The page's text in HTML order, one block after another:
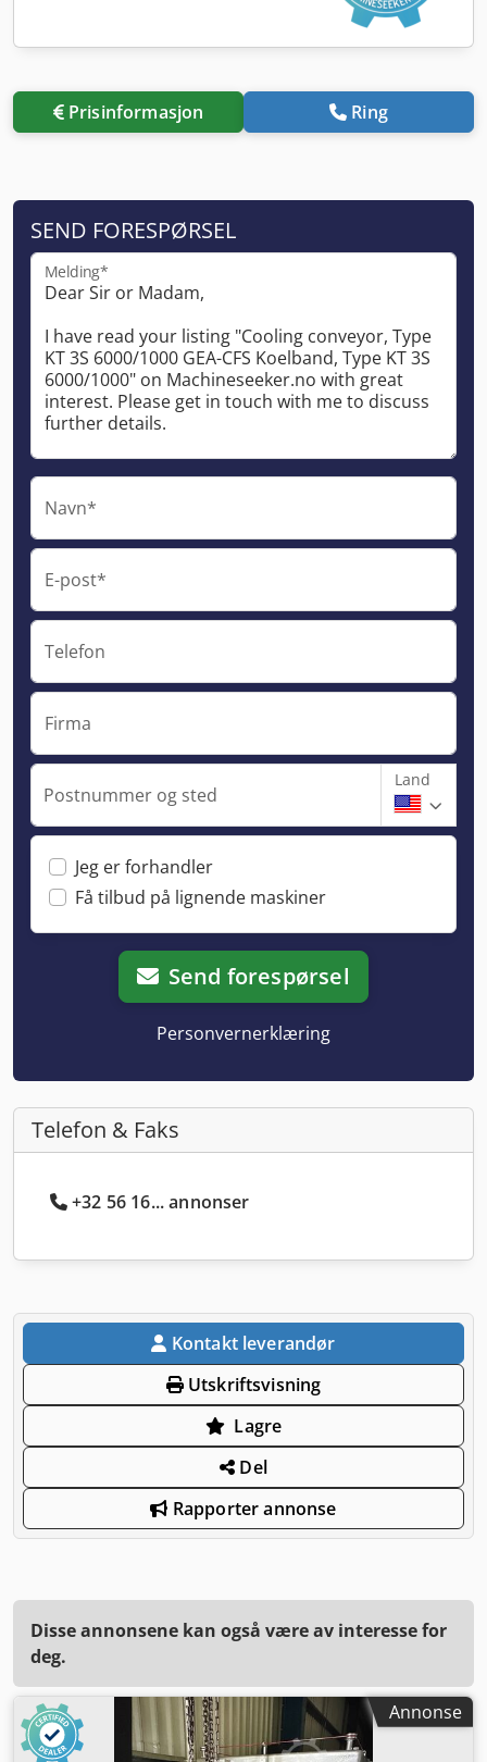
Prisinformasjon Ring
SEND FORESPØRSEL
Melding*
Navn*
E-post*
Telefon
Firma
Postnummer og sted
Land
Jeg er forhandler
Få tilbud på lignende maskiner
Send forespørsel
Personvernerklæring
Telefon & Faks
+32 56 16... annonser
Kontakt leverandør
Utskriftsvisning
Lagre
Del
Rapporter annonse
Disse annonsene kan også være av interesse for
deg.
Annonse